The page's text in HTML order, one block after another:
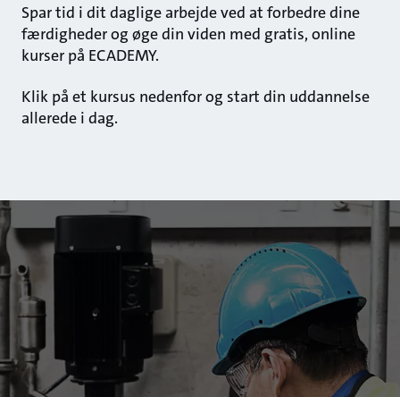
Spar tid i dit daglige arbejde ved at forbedre dine
færdigheder og øge din viden med gratis, online
kurser på ECADEMY.
Klik på et kursus nedenfor og start din uddannelse
allerede i dag.